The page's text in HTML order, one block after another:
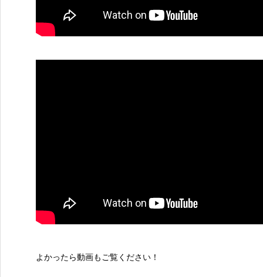
よかったら動画もご覧ください！